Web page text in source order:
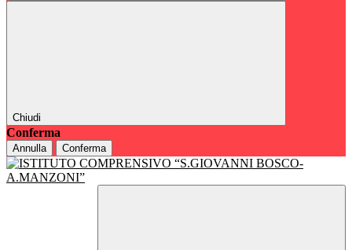
Chiudi
Conferma
Annulla Conferma